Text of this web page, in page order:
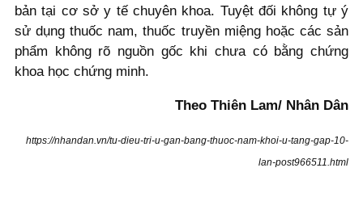
bản tại cơ sở y tế chuyên khoa. Tuyệt đối không tự ý
sử dụng thuốc nam, thuốc truyền miệng hoặc các sản
phẩm không rõ nguồn gốc khi chưa có bằng chứng
khoa học chứng minh.
Theo Thiên Lam/ Nhân Dân
https://nhandan.vn/tu-dieu-tri-u-gan-bang-thuoc-nam-khoi-u-tang-gap-10-
lan-post966511.html